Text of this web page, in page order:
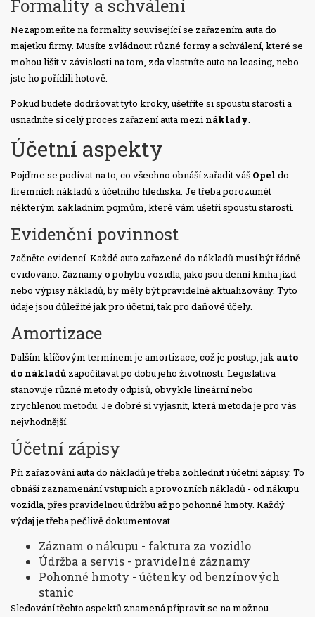
Formality a schválení
Nezapomeňte na formality související se zařazením auta do
majetku firmy. Musíte zvládnout různé formy a schválení, které se
mohou lišit v závislosti na tom, zda vlastníte auto na leasing, nebo
jste ho pořídili hotově.
Pokud budete dodržovat tyto kroky, ušetříte si spoustu starostí a
usnadníte si celý proces zařazení auta mezi náklady.
Účetní aspekty
Pojďme se podívat na to, co všechno obnáší zařadit váš Opel do
firemních nákladů z účetního hlediska. Je třeba porozumět
některým základním pojmům, které vám ušetří spoustu starostí.
Evidenční povinnost
Začněte evidencí. Každé auto zařazené do nákladů musí být řádně
evidováno. Záznamy o pohybu vozidla, jako jsou denní kniha jízd
nebo výpisy nákladů, by měly být pravidelně aktualizovány. Tyto
údaje jsou důležité jak pro účetní, tak pro daňové účely.
Amortizace
Dalším klíčovým termínem je amortizace, což je postup, jak auto
do nákladů započítávat po dobu jeho životnosti. Legislativa
stanovuje různé metody odpisů, obvykle lineární nebo
zrychlenou metodu. Je dobré si vyjasnit, která metoda je pro vás
nejvhodnější.
Účetní zápisy
Při zařazování auta do nákladů je třeba zohlednit i účetní zápisy. To
obnáší zaznamenání vstupních a provozních nákladů - od nákupu
vozidla, přes pravidelnou údržbu až po pohonné hmoty. Každý
výdaj je třeba pečlivě dokumentovat.
Záznam o nákupu - faktura za vozidlo
Údržba a servis - pravidelné záznamy
Pohonné hmoty - účtenky od benzínových
stanic
Sledování těchto aspektů znamená připravit se na možnou